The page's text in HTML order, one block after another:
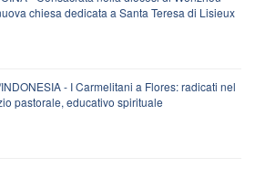
chiesa dedicata a Santa Teresa di Lisieux
- I Carmelitani a Flores: radicati nel
pastorale, educativo spirituale